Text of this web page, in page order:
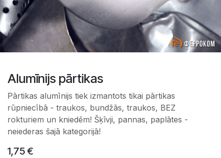
Alumīnijs pārtikas
Pārtikas alumīnijs tiek izmantots tikai pārtikas
rūpniecībā - traukos, bundžās, traukos, BEZ
rokturiem un kniedēm! Šķīvji, pannas, paplātes -
neiederas šajā kategorijā!
1,75 €